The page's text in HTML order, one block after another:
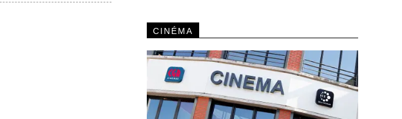
CINÉMA